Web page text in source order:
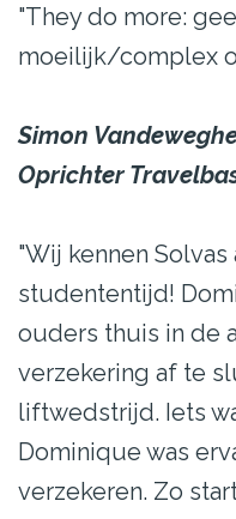
"They do more:
moeilijk/complex
Simon
Oprichter
"Wij kennen Solvas
studententijd!
ouders thuis in de
verzekering af te
liftwedstrijd. Iets
Dominique was
verzekeren. Zo